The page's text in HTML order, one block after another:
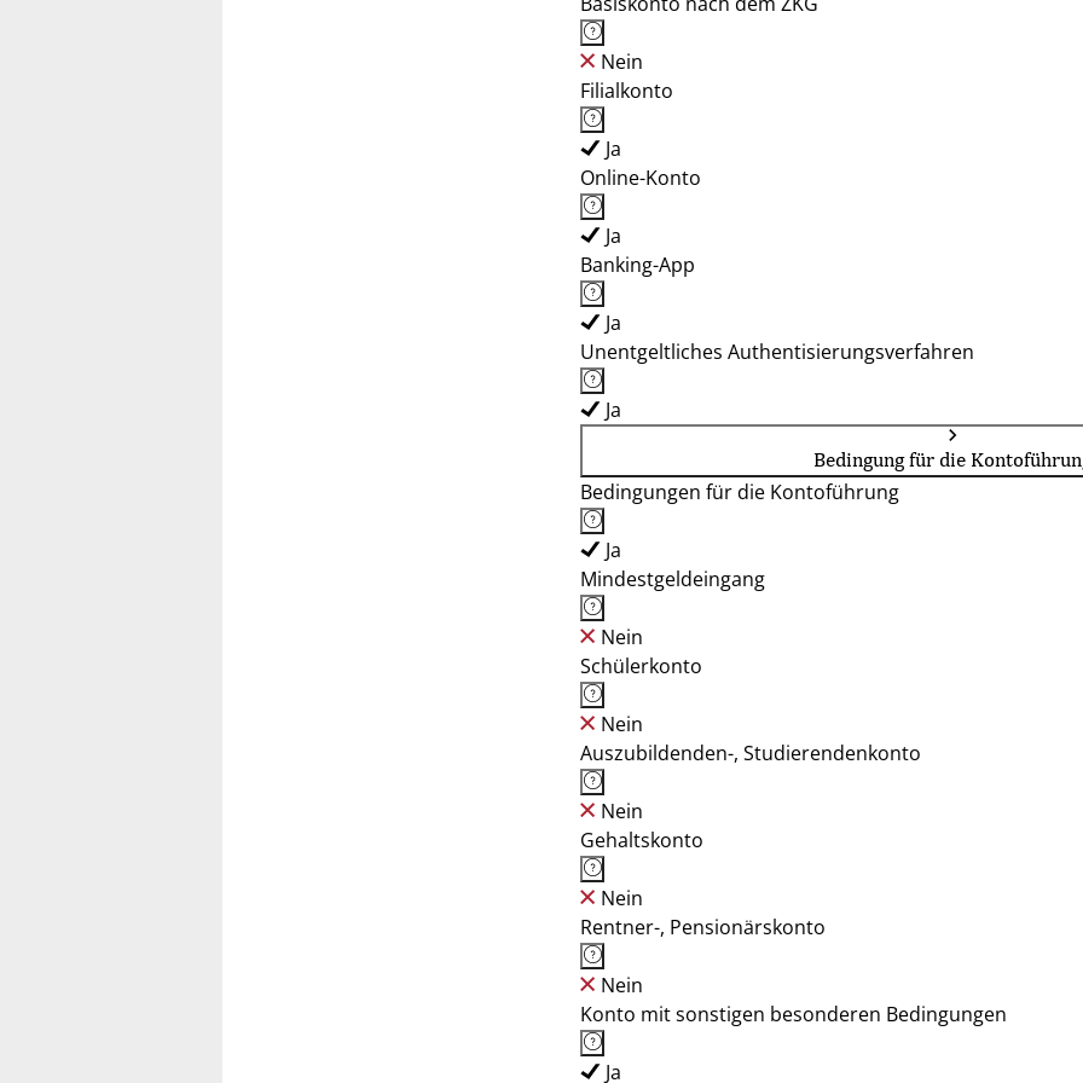
Nein
Filialkonto
Ja
Online-Konto
Ja
Banking-App
Ja
Unentgeltliches Authentisierungsverfahren
Ja
Bedingung für die
Bedingungen für die Kontoführung
Ja
Mindestgeldeingang
Nein
Schülerkonto
Nein
Auszubildenden-, Studierendenkonto
Nein
Gehaltskonto
Nein
Rentner-, Pensionärskonto
Nein
Konto mit sonstigen besonderen Bedingungen
Ja